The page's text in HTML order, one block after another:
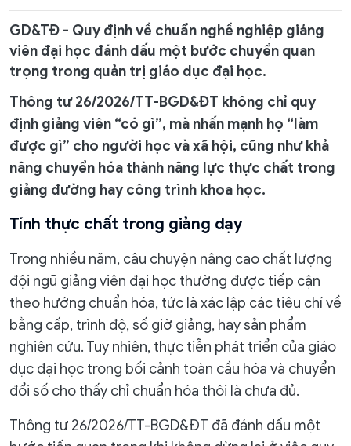
GD&TĐ - Quy định về chuẩn nghề nghiệp giảng
viên đại học đánh dấu một bước chuyển quan
trọng trong quản trị giáo dục đại học.
Thông tư 26/2026/TT-BGD&ĐT không chỉ quy
định giảng viên “có gì”, mà nhấn mạnh họ “làm
được gì” cho người học và xã hội, cũng như khả
năng chuyển hóa thành năng lực thực chất trong
giảng đường hay công trình khoa học.
Tính thực chất trong giảng dạy
Trong nhiều năm, câu chuyện nâng cao chất lượng
đội ngũ giảng viên đại học thường được tiếp cận
theo hướng chuẩn hóa, tức là xác lập các tiêu chí về
bằng cấp, trình độ, số giờ giảng, hay sản phẩm
nghiên cứu. Tuy nhiên, thực tiễn phát triển của giáo
dục đại học trong bối cảnh toàn cầu hóa và chuyển
đổi số cho thấy chỉ chuẩn hóa thôi là chưa đủ.
Thông tư 26/2026/TT-BGD&ĐT đã đánh dấu một